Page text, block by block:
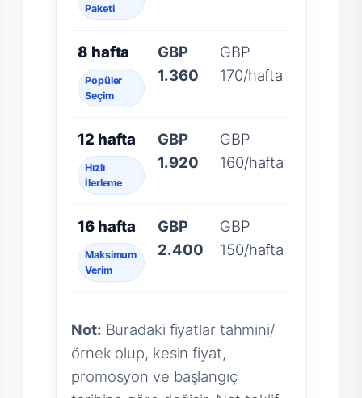
Paketi
8 hafta
Popüler
Seçim
GBP
1.360
GBP
170/hafta
12 hafta
Hızlı
İlerleme
GBP
1.920
GBP
160/hafta
16 hafta
Maksimum
Verim
GBP
2.400
GBP
150/hafta
Not: Buradaki fiyatlar tahmini/
örnek olup, kesin fiyat,
promosyon ve başlangıç